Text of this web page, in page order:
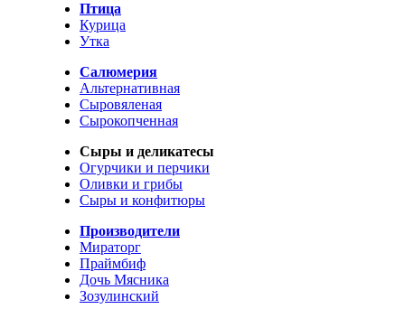
Птица
Курица
Утка
Салюмерия
Альтернативная
Сыровяленая
Сырокопченная
Сыры и деликатесы
Огурчики и перчики
Оливки и грибы
Сыры и конфитюры
Производители
Мираторг
Праймбиф
Дочь Мясника
Зозулинский